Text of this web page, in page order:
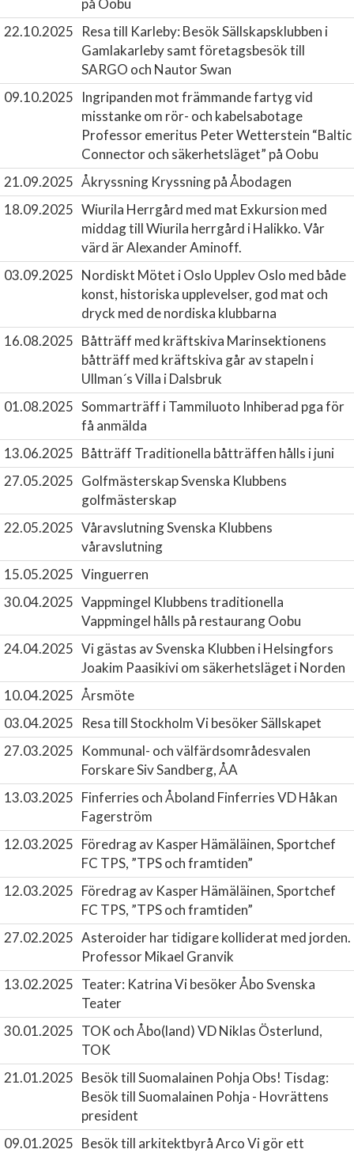
på Oobu
22.10.2025
Resa till Karleby: Besök Sällskapsklubben i
Gamlakarleby samt företagsbesök till
SARGO och Nautor Swan
09.10.2025
Ingripanden mot främmande fartyg vid
misstanke om rör- och kabelsabotage
Professor emeritus Peter Wetterstein “Baltic
Connector och säkerhetsläget” på Oobu
21.09.2025 Åkryssning Kryssning på Åbodagen
18.09.2025 Wiurila Herrgård med mat Exkursion med
middag till Wiurila herrgård i Halikko. Vår
värd är Alexander Aminoff.
03.09.2025 Nordiskt Mötet i Oslo Upplev Oslo med både
konst, historiska upplevelser, god mat och
dryck med de nordiska klubbarna
16.08.2025 Båtträff med kräftskiva Marinsektionens
båtträff med kräftskiva går av stapeln i
Ullman´s Villa i Dalsbruk
01.08.2025 Sommarträff i Tammiluoto Inhiberad pga för
få anmälda
13.06.2025 Båtträff Traditionella båtträffen hålls i juni
27.05.2025 GolfmästerskapSvenska Klubbens
golfmästerskap
22.05.2025 VåravslutningSvenska Klubbens
våravslutning
15.05.2025 Vinguerren
30.04.2025 Vappmingel Klubbens traditionella
Vappmingel hålls på restaurang Oobu
24.04.2025 Vi gästas av Svenska Klubben i Helsingfors
Joakim Paasikivi om säkerhetsläget i Norden
10.04.2025 Årsmöte
03.04.2025
Resa till StockholmVi besöker Sällskapet
27.03.2025
Kommunal- och välfärdsområdesvalen
Forskare Siv Sandberg, ÅA
13.03.2025 Finferries och Åboland Finferries VD Håkan
Fagerström
12.03.2025 Föredrag av Kasper Hämäläinen, Sportchef
FC TPS, ”TPS och framtiden”
12.03.2025 Föredrag av Kasper Hämäläinen, Sportchef
FC TPS, ”TPS och framtiden”
27.02.2025 Asteroider har tidigare kolliderat med jorden.
Professor Mikael Granvik
13.02.2025 Teater: KatrinaVi besöker Åbo Svenska
Teater
30.01.2025 TOK och Åbo(land)VD Niklas Österlund,
TOK
21.01.2025 Besök till Suomalainen Pohja Obs! Tisdag:
Besök till Suomalainen Pohja - Hovrättens
president
09.01.2025 Besök till arkitektbyrå ArcoVi gör ett